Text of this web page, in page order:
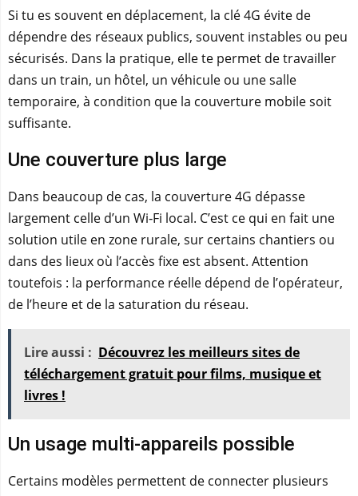
Si tu es souvent en déplacement, la clé 4G évite de
dépendre des réseaux publics, souvent instables ou peu
sécurisés. Dans la pratique, elle te permet de travailler
dans un train, un hôtel, un véhicule ou une salle
temporaire, à condition que la couverture mobile soit
suffisante.
Une couverture plus large
Dans beaucoup de cas, la couverture 4G dépasse
largement celle d’un Wi‑Fi local. C’est ce qui en fait une
solution utile en zone rurale, sur certains chantiers ou
dans des lieux où l’accès fixe est absent. Attention
toutefois : la performance réelle dépend de l’opérateur,
de l’heure et de la saturation du réseau.
Lire aussi : Découvrez les meilleurs sites de
téléchargement gratuit pour films, musique et
livres !
Un usage multi-appareils possible
Certains modèles permettent de connecter plusieurs